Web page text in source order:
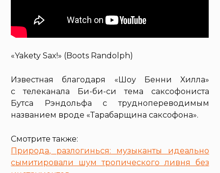
«Yakety Sax!» (Boots Randolph)
Известная благодаря «Шоу Бенни Хилла»
с телеканала Би-би-си тема саксофониста
Бутса Рэндольфа с труднопереводимым
названием вроде «Тарабарщина саксофона».
Смотрите также:
Природа, разлогинься: музыканты идеально
сымитировали шум тропического ливня без